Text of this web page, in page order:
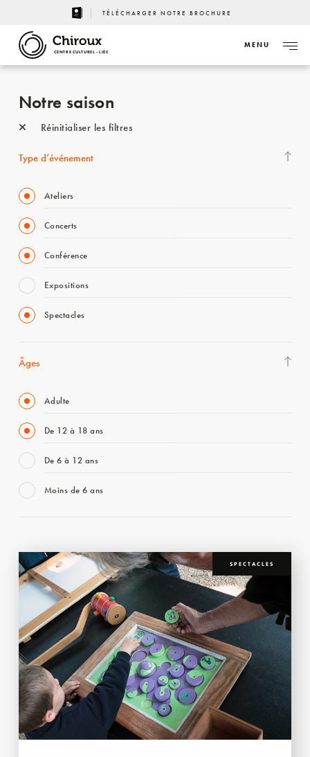
TÉLÉCHARGER NOTRE BROCHURE
CENTRE CULTUREL - LIÈGE
MENU
Notre saison
Réinitialiser les filtres
Type d’événement
Ateliers
Concerts
Conférence
Expositions
Spectacles
Âges
Adulte
De 12 à 18 ans
De 6 à 12 ans
Moins de 6 ans
SPECTACLES